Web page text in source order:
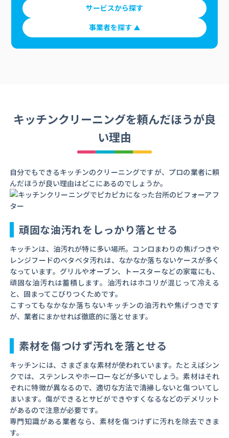
サービスから探す
事業者を探す
キッチンクリーニングを頼んだほうが良
い理由
自分でもできるキッチンのクリーニングですが、プロの業者に頼
んだほうが良い理由はどこにあるのでしょうか。
頑固な油汚れをしっかり落とせる
キッチンは、油汚れが特に多い場所。コンロまわりの焦げつきや
レンジフードのベタベタ汚れは、なかなか落ちないケースが多く
なっています。グリルやオーブン、トースターなどの家電にも、
頑固な油汚れは蓄積します。油汚れはホコリが混じって冷える
と、固まってこびりつくためです。
こすってもなかなか落ちないキッチンの油汚れや焦げつきです
が、業者にまかせれば徹底的に落とせます。
素材を傷つけず汚れを落とせる
キッチンには、さまざまな素材が使われています。たとえばシン
クでは、ステンレスやホーローなどが多いでしょう。素材はそれ
ぞれに特徴が異なるので、適切な方法で清掃しないと傷ついてし
まいます。傷ができるとサビができやすくなるなどのデメリット
があるので注意が必要です。
専門知識がある業者なら、素材を傷つけずに汚れを除去できま
す。